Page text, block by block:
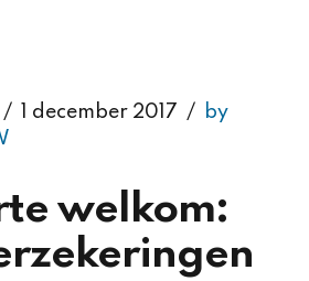
1 december 2017
by
welkom: